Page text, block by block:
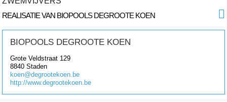
REALISATIE VAN BIOPOOLS DEGROOTE KOEN
BIOPOOLS DEGROOTE KOEN
Grote Veldstraat 129
8840Staden
koen@degrootekoen.be
http://www.degrootekoen.be